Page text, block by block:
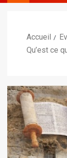
Accueil
Qu’est ce